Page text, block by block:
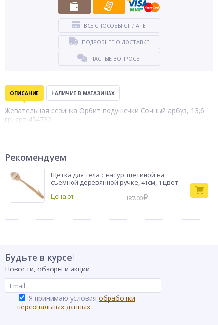
ВСЕ СПОСОБЫ ОПЛАТЫ
ПОДРОБНЕЕ О ДОСТАВКЕ
ЧАСТЫЕ ВОПРОСЫ
ОПИСАНИЕ НАЛИЧИЕ В МАГАЗИНАХ
Жевательная резинка Орбит подушечки Сочный арбуз, 13,6
гр. арт.454732
Рекомендуем
Щетка для тела с натур. щетиной на
съёмной деревянной ручке, 41см, 1 цвет
187.00
Будьте в курсе!
Новости, обзоры и акции
Я принимаю условия обработки
персональных данных